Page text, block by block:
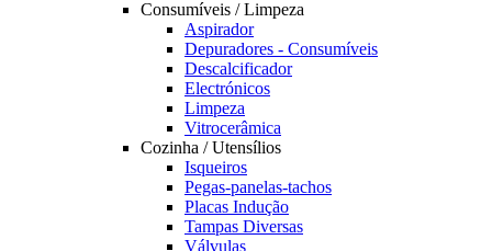
Consumíveis / Limpeza
Aspirador
Depuradores - Consumíveis
Descalcificador
Electrónicos
Limpeza
Vitrocerâmica
Cozinha / Utensílios
Isqueiros
Pegas-panelas-tachos
Placas Indução
Tampas Diversas
Válvulas